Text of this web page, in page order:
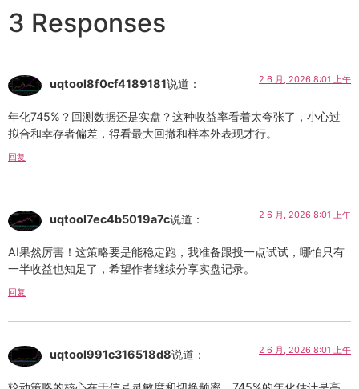
3 Responses
uqtool8f0cf4189181说道： 2 6 月, 2026 8:01 上午
年化745%？回测数据还是实盘？这种收益率看着太夸张了，小心过
拟合和幸存者偏差，得看最大回撤和样本外表现才行。
回复
uqtool7ec4b5019a7c说道： 2 6 月, 2026 8:01 上午
AI果然厉害！这策略要是能稳定跑，我准备跟投一点试试，哪怕只有
一半收益也知足了，希望作者继续分享实盘记录。
回复
uqtool991c316518d8说道： 2 6 月, 2026 8:01 上午